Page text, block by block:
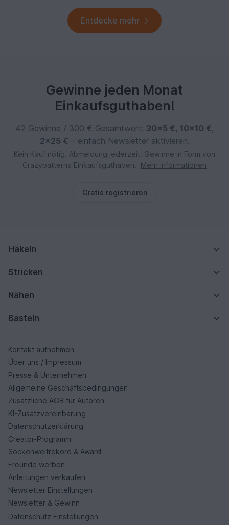
Entdecke mehr
Gewinne jeden Monat
Einkaufsguthaben!
42 Gewinne / 300 € Gesamtwert: 30×5 €, 10×10 €,
2×25 € – einfach Newsletter aktivieren.
Kein Kauf nötig. Abmeldung jederzeit. Gewinne in Form von
Crazypatterns‑Einkaufsguthaben.
Mehr Informationen
Gratis registrieren
Häkeln
Stricken
Nähen
Basteln
Kontakt aufnehmen
Über uns / Impressum
Presse & Unternehmen
Allgemeine Geschäftsbedingungen
Zusätzliche AGB für Autoren
KI-Zusatzvereinbarung
Datenschutzerklärung
Creator-Programm
Sockenweltrekord & Award
Freunde werben
Anleitungen verkaufen
Newsletter Einstellungen
Newsletter & Gewinn
Datenschutz Einstellungen